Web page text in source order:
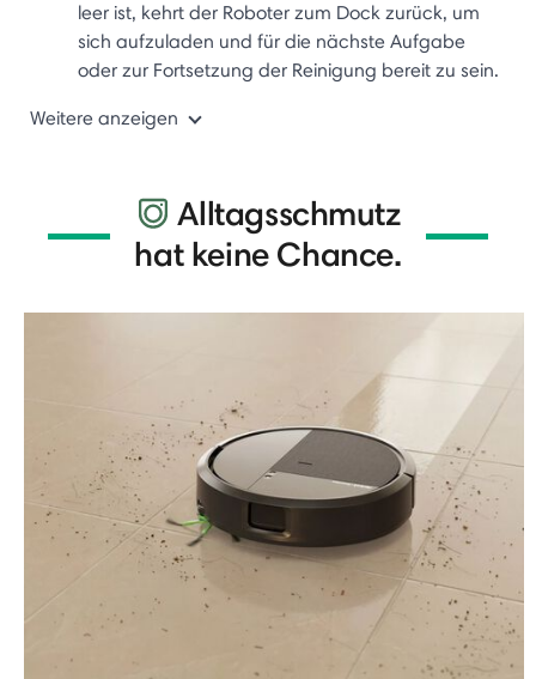
leer ist, kehrt der Roboter zum Dock zurück, um
sich aufzuladen und für die nächste Aufgabe
oder zur Fortsetzung der Reinigung bereit zu sein.
Weitere anzeigen
Alltagsschmutz
hat keine Chance.